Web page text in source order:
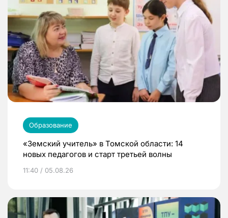
Образование
«Земский учитель» в Томской области: 14
новых педагогов и старт третьей волны
11:40 / 05.08.26